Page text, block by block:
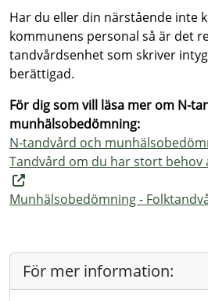
Har du eller din närstående inte
kommunens personal så är det
tandvårdsenhet som skriver
berättigad.
För dig som vill läsa mer om N-
munhälsobedömning:
N-tandvård och
Tandvård om du har stort behov
Munhälsobedömning -
För mer information: